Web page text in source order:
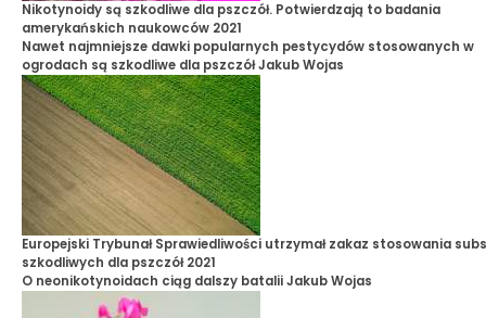
Nikotynoidy są szkodliwe dla pszczół. Potwierdzają to badania
amerykańskich naukowców 2021
Nawet najmniejsze dawki popularnych pestycydów stosowanych w
ogrodach są szkodliwe dla pszczółJakub Wojas
Europejski Trybunał Sprawiedliwości utrzymał zakaz stosowania
szkodliwych dla pszczół 2021
O neonikotynoidach ciąg dalszy bataliiJakub Wojas